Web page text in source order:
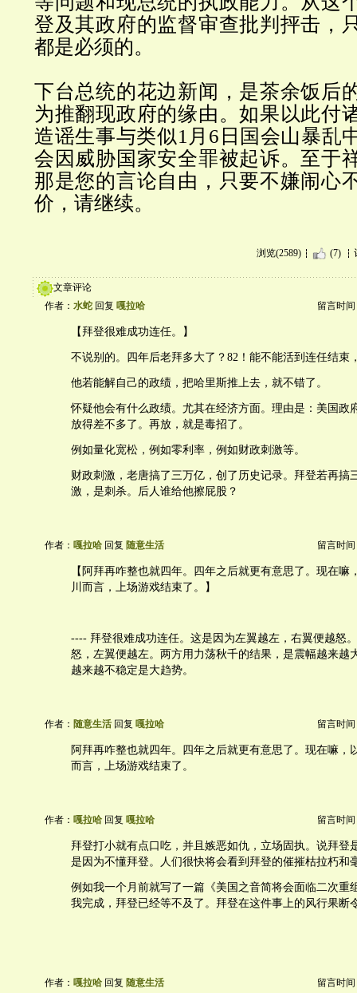
登及其政府的监督审查批判抨击，
都是必须的。
下台总统的花边新闻，是茶余饭后
为推翻现政府的缘由。如果以此付
造谣生事与类似1 月 6 日国会山暴乱
会因威胁国家安全罪被起诉。至于
那是您的言论自由，只要不嫌闹心
价，请继续。
浏览(2589) (7)
文章评论
作者： 水蛇 回复 嘎拉哈 留言时间
【拜登很难成功连任。】
不说别的。四年后老拜多大了？82！能不能活到连任结束
他若能解自己的政绩，把哈里斯推上去，就不错了。
怀疑他会有什么政绩。尤其在经济方面。理由是：美国政
放得差不多了。再放，就是毒招了。
例如量化宽松，例如零利率，例如财政刺激等。
财政刺激，老唐搞了三万亿，创了历史记录。拜登若再搞
激，是刺杀。后人谁给他擦屁股？
作者： 嘎拉哈 回复 随意生活 留言时间
【阿拜再咋整也就四年。四年之后就更有意思了。现在嘛
川而言，上场游戏结束了。】
---- 拜登很难成功连任。这是因为左翼越左，右翼便越怒
怒，左翼便越左。两方用力荡秋千的结果，是震幅越来越
越来越不稳定是大趋势。
作者： 随意生活 回复 嘎拉哈 留言时间
阿拜再咋整也就四年。四年之后就更有意思了。现在嘛，
而言，上场游戏结束了。
作者： 嘎拉哈 回复 嘎拉哈 留言时间
拜登打小就有点口吃，并且嫉恶如仇，立场固执。说拜登
是因为不懂拜登。人们很快将会看到拜登的催摧枯拉朽和
例如我一个月前就写了一篇《美国之音简将会面临二次重
我完成，拜登已经等不及了。拜登在这件事上的风行果断
作者： 嘎拉哈 回复 随意生活 留言时间